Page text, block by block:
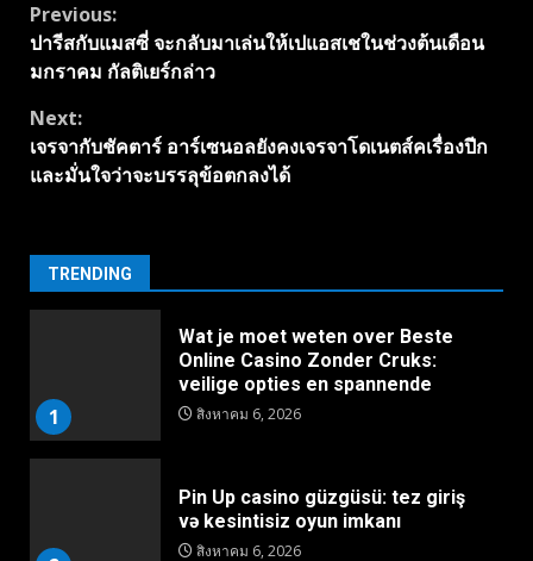
Continue
Reading
Previous:
ปารีสกับแมสซี่ จะกลับมาเล่นให้เปแอสเชในช่วงต้นเดือน
มกราคม กัลติเยร์กล่าว
Next:
เจรจากับชัคตาร์ อาร์เซนอลยังคงเจรจาโดเนตส์คเรื่องปีก
และมั่นใจว่าจะบรรลุข้อตกลงได้
TRENDING
1
Wat je moet weten over Beste
Online Casino Zonder Cruks:
veilige opties en spannende
สิงหาคม 6, 2026
Pin Up casino güzgüsü: tez giriş
və kesintisiz oyun imkanı
สิงหาคม 6, 2026